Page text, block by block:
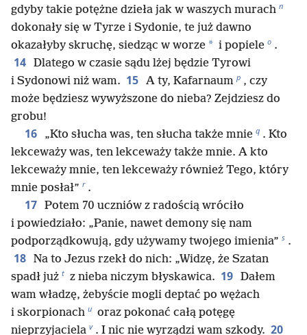
gdyby takie potężne dzieła jak w waszych murach n
dokonały się w Tyrze i Sydonie, te już dawno
okazałyby skruchę, siedząc w worze * i popiele o .
14 Dlatego w czasie sądu lżej będzie Tyrowi
i Sydonowi niż wam. 15 A ty, Kafarnaum p , czy
może będziesz wywyższone do nieba? Zejdziesz do
grobu!
16 „Kto słucha was, ten słucha także mnie q . Kto
lekceważy was, ten lekceważy także mnie. A kto
lekceważy mnie, ten lekceważy również Tego, który
mnie posłał” r .
17 Potem 70 uczniów z radością wróciło
i powiedziało: „Panie, nawet demony się nam
podporządkowują, gdy używamy twojego imienia” s .
18 Na to Jezus rzekł do nich: „Widzę, że Szatan
spadł już t z nieba niczym błyskawica. 19 Dałem
wam władzę, żebyście mogli deptać po wężach
i skorpionach u oraz pokonać całą potęgę
nieprzyjaciela v . I nic nie wyrządzi wam szkody. 20